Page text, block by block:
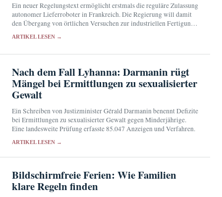
Ein neuer Regelungstext ermöglicht erstmals die reguläre Zulassung
autonomer Lieferroboter in Frankreich. Die Regierung will damit
den Übergang von örtlichen Versuchen zur industriellen Fertigung
ARTIKEL LESEN →
Nach dem Fall Lyhanna: Darmanin rügt
Mängel bei Ermittlungen zu sexualisierter
Gewalt
Ein Schreiben von Justizminister Gérald Darmanin benennt Defizite
bei Ermittlungen zu sexualisierter Gewalt gegen Minderjährige.
Eine landesweite Prüfung erfasste 85.047 Anzeigen und Verfahren.
ARTIKEL LESEN →
Bildschirmfreie Ferien: Wie Familien
klare Regeln finden